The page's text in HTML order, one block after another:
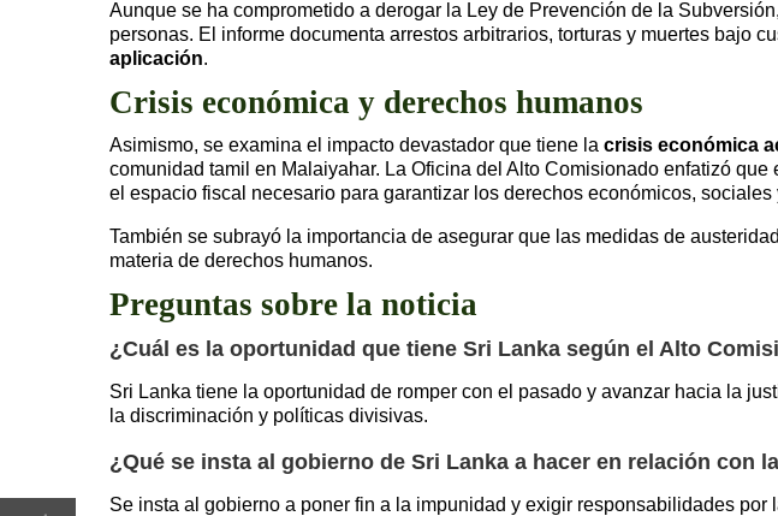
Aunque se ha comprometido a derogar la Ley de Prevención de la
personas. El informe documenta arrestos arbitrarios, torturas y muertes bajo
aplicación.
Crisis económica y derechos humanos
Asimismo, se examina el impacto devastador que tiene la crisis económica
comunidad tamil en Malaiyahar. La Oficina del Alto Comisionado enfatizó
el espacio fiscal necesario para garantizar los derechos económicos, sociales
También se subrayó la importancia de asegurar que las medidas de
materia de derechos humanos.
Preguntas sobre la noticia
¿Cuál es la oportunidad que tiene Sri Lanka según el Alto
Sri Lanka tiene la oportunidad de romper con el pasado y avanzar hacia la
la discriminación y políticas divisivas.
¿Qué se insta al gobierno de Sri Lanka a hacer en relación con
Se insta al gobierno a poner fin a la impunidad y exigir responsabilidades